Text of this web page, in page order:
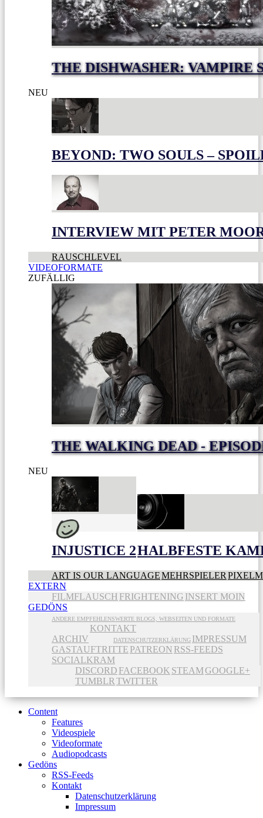
THE DISHWASHER: VAMPIRE
NEU
BEYOND: TWO SOULS –
INTERVIEW MIT PETER
RAUSCHLEVEL
VIDEOFORMATE
ZUFÄLLIG
THE WALKING DEAD -
NEU
INJUSTICE 2HALBFESTE
ART IS OUR LANGUAGEMEHRSPIELER
EXTERN
FILMFLAUSCH FRIGHTENING INSERT MOIN
GEDÖNS
ANDERE EMPFEHLENSWERTE BLOGS, WEBSEITEN UND FORMATE
ARCHIV
KONTAKT
DATENSCHUTZERKLÄRUNG IMPRESSUM
GASTAUFTRITTE PATREON RSS-FEEDS
SOCIALKRAM
DISCORD FACEBOOK STEAMGOOGLE+
TUMBLR TWITTER
Content
Features
Videospiele
Videoformate
Audiopodcasts
Gedöns
RSS-Feeds
Kontakt
Datenschutzerklärung
Impressum